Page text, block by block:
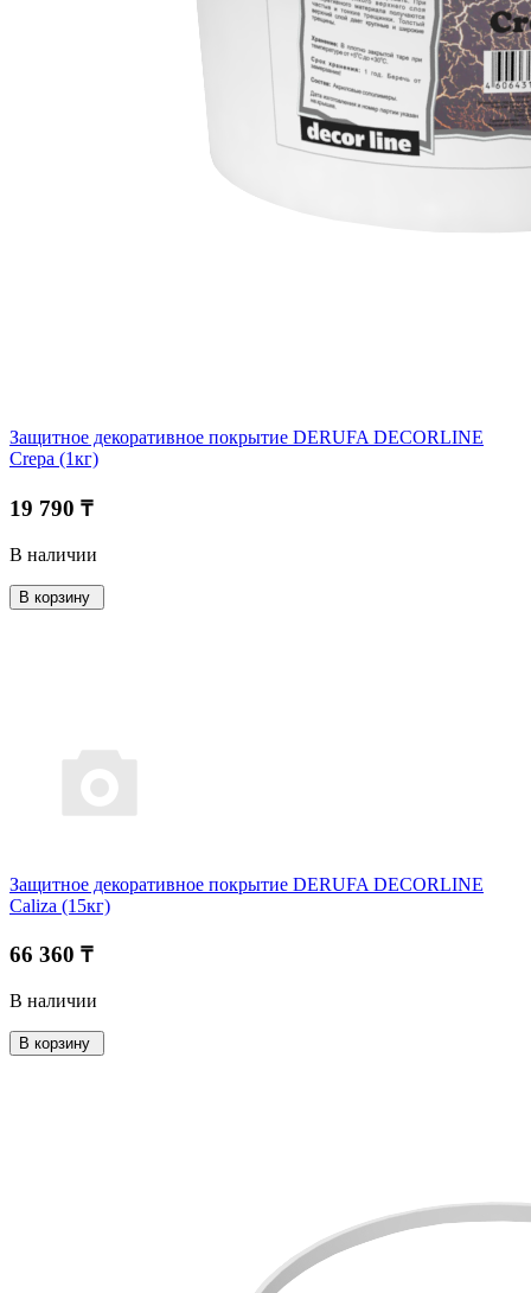
Защитное декоративное покрытие DERUFA DECORLINE
Crepa (1кг)
19 790 ₸
В наличии
В корзину
Защитное декоративное покрытие DERUFA DECORLINE
Caliza (15кг)
66 360 ₸
В наличии
В корзину